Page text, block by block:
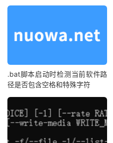
.bat脚本启动时检测当前软件路
径是否包含空格和特殊字符